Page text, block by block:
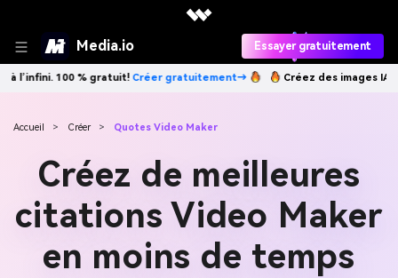
Media.io Essayer gratuitement
Créez des images IA à l’infini. 100 % gratuit!Créer gratuitement→
Accueil > Créer > Quotes Video Maker
Créez de meilleures
citations Video Maker
en moins de temps